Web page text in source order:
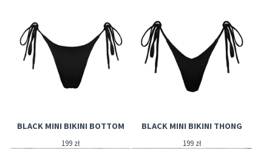
BLACK MINI BIKINI BOTTOM
199 zł
BLACK MINI BIKINI THONG
199 zł